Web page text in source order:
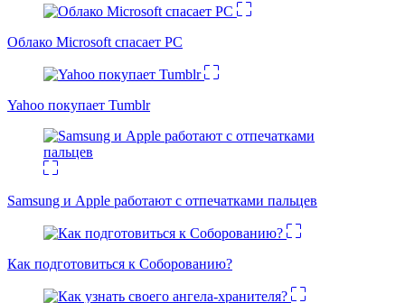
Облако Microsoft спасает PC
Yahoo покупает Tumblr
Samsung и Apple работают с отпечатками пальцев
Как подготовиться к Соборованию?